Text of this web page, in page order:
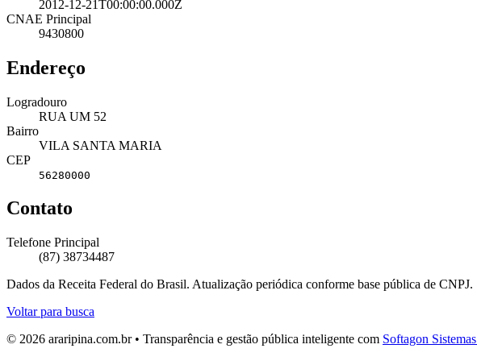
2012-12-21T00:00:00.000Z
CNAE Principal
9430800
Endereço
Logradouro
RUA UM 52
Bairro
VILA SANTA MARIA
CEP
56280000
Contato
Telefone Principal
(87) 38734487
Dados da Receita Federal do Brasil. Atualização periódica conforme base pública de CNPJ.
Voltar para busca
© 2026 araripina.com.br • Transparência e gestão pública inteligente com Softagon Sistemas